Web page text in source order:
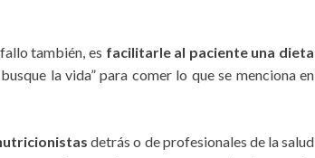
también, es facilitarle al paciente una dieta
la vida” para comer lo que se menciona en
detrás o de profesionales de la salud